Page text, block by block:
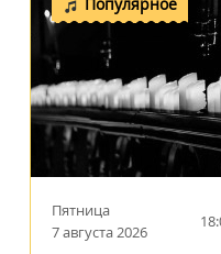
Пятница
7 августа 2026